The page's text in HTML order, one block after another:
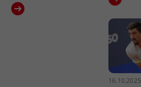
16.10.2025